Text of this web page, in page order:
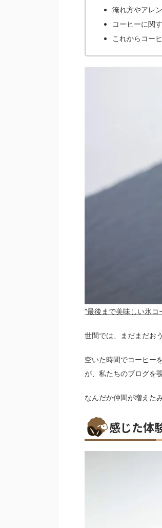
淹れ方やアレ
コーヒーに関
これからコー
”最後まで美味しい氷コ
世間では、まだまだお
空いた時間でコーヒー
が、私たちのブログを
なんだか仲間が増えた
感じた体